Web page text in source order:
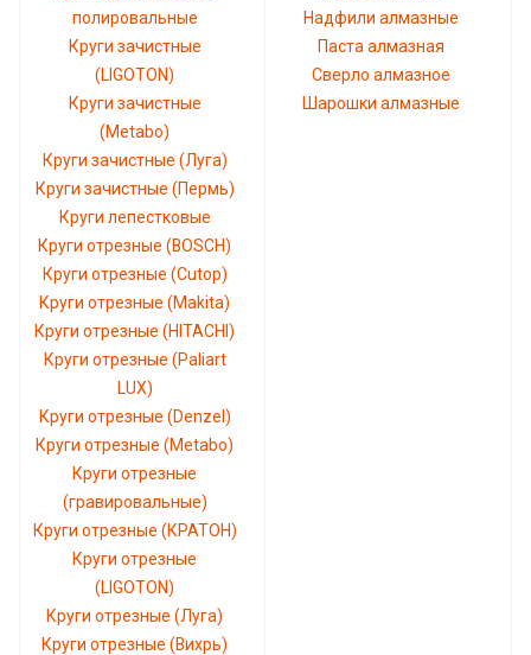
полировальные
Круги зачистные
(LIGOTON)
Круги зачистные
(Metabo)
Круги зачистные (Луга)
Круги зачистные (Пермь)
Круги лепестковые
Круги отрезные (BOSCH)
Круги отрезные (Cutop)
Круги отрезные (Makita)
Круги отрезные (HITACHI)
Круги отрезные (Paliart
LUX)
Круги отрезные (Denzel)
Круги отрезные (Metabo)
Круги отрезные
(гравировальные)
Круги отрезные (КРАТОН)
Круги отрезные
(LIGOTON)
Круги отрезные (Луга)
Круги отрезные (Вихрь)
Надфили алмазные
Паста алмазная
Сверло алмазное
Шарошки алмазные